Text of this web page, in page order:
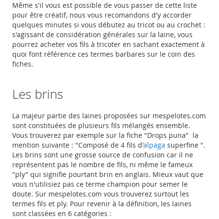
Même s'il vous est possible de vous passer de cette liste
pour être créatif, nous vous recomandons d'y accorder
quelques minutes si vous débutez au tricot ou au crochet :
s'agissant de considération générales sur la laine, vous
pourrez acheter vos fils à tricoter en sachant exactement à
quoi font référence ces termes barbares sur le coin des
fiches.
Les brins
La majeur partie des laines proposées sur mespelotes.com
sont constituées de plusieurs fils mélangés ensemble.
Vous trouverez par exemple sur la fiche "Drops puna" la
mention suivante : "Composé de 4 fils d'alpaga superfine ".
Les brins sont une grosse source de confusion car il ne
représentent pas le nombre de fils, ni même le fameux
"ply" qui signifie pourtant brin en anglais. Mieux vaut que
vous n'utilisiez pas ce terme champion pour semer le
doute. Sur mespelotes.com vous trouverez surtout les
termes fils et ply. Pour revenir à la définition, les laines
sont classées en 6 catégories :